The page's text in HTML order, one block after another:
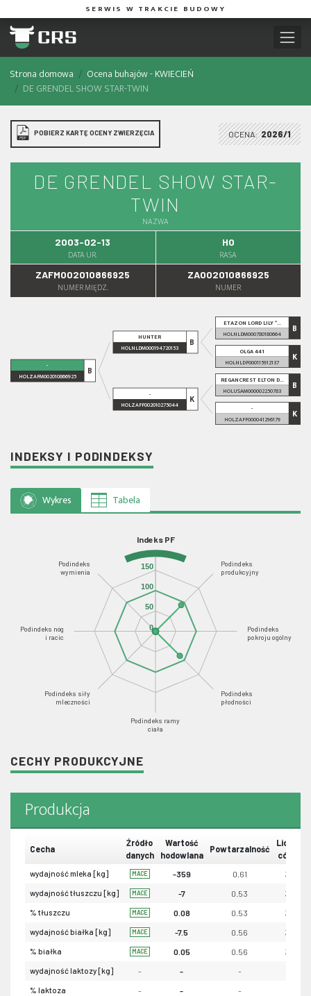
SERWIS W TRAKCIE BUDOWY
Strona domowa
Ocena buhajów - KWIECIEŃ
DE GRENDEL SHOW STAR-TWIN
POBIERZ KARTĘ OCENY ZWIERZĘCIA OCENA: 2026/1
DE GRENDEL SHOW STAR-
TWIN
NAZWA
2003-02-13
DATA UR.
HO
RASA
ZAFM002010866925
NUMER MIĘDZ.
ZA002010866925
NUMER
-
HOLZAFM002010866925
B
HUNTER
HOLNLDM000194720153 B
-
HOLZAFF002010275044
K
ETAZON LORD LILY *...
HOLNLDM000780180664
B
OLGA 441
HOLNLDF000115912137
K
REGANCREST ELTON D...
HOLUSAM000002250783
B
-
HOLZAFF000041296179 K
INDEKSY I PODINDEKSY
Wykres Tabela
Indeks PF
Podindeks
produkcyjny
Podindeks
pokroju ogólny
Podindeks
płodności
Podindeks ramy
ciała
Podindeks siły
mleczności
Podindeks nóg
i racic
Podindeks
wymienia
0
50
100
150
CECHY PRODUKCYJNE
Produkcja
Cecha
Źródło
danych
Wartość
hodowlana
Powtarzalność
Liczba
córek
wydajność mleka [kg] MACE -359 0.61 32
wydajność tłuszczu [kg] MACE -7 0.53 32
% tłuszczu MACE 0.08 0.53 32
wydajność białka [kg] MACE -7.5 0.56 32
% białka MACE 0.05 0.56 32
wydajność laktozy [kg] - - -
% laktoza - - -